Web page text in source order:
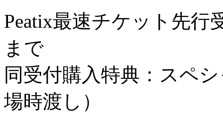
Peatix最速チケット先行
まで
同受付購入特典：スペ
場時渡し）